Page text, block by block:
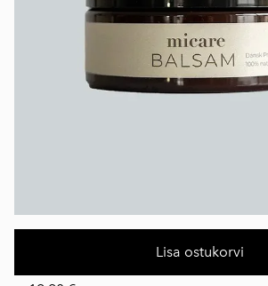
Lisa ostukorvi